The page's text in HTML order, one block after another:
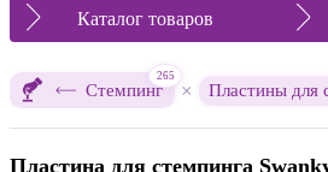
Каталог товаров
Стемпинг
265
× Пластины для
Пластина для стемпинга